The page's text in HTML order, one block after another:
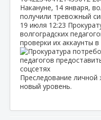
Накануне, 14 января,
получили тревожный
19 июля 12:23
волгоградских
проверки их аккаунты в
Преследование
новый уровень.